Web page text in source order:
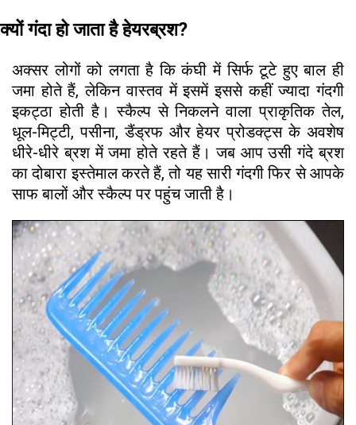
क्यों गंदा हो जाता है हेयरब्रश?
अक्सर लोगों को लगता है कि कंघी में सिर्फ टूटे हुए बाल ही
जमा होते हैं, लेकिन वास्तव में इसमें इससे कहीं ज्यादा गंदगी
इकट्ठा होती है। स्कैल्प से निकलने वाला प्राकृतिक तेल,
धूल-मिट्टी, पसीना, डैंड्रफ और हेयर प्रोडक्ट्स के अवशेष
धीरे-धीरे ब्रश में जमा होते रहते हैं। जब आप उसी गंदे ब्रश
का दोबारा इस्तेमाल करते हैं, तो यह सारी गंदगी फिर से आपके
साफ बालों और स्कैल्प पर पहुंच जाती है।